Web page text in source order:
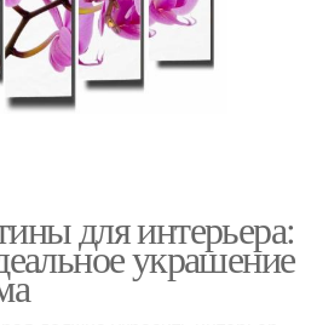
для интерьера:
украшение